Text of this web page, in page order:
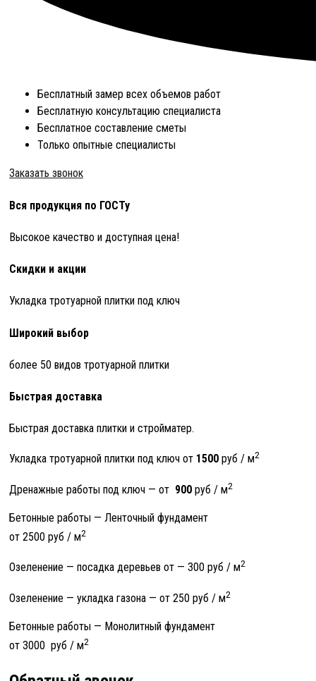
Бесплатный замер всех объемов работ
Бесплатную консультацию специалиста
Бесплатное составление сметы
Только опытные специалисты
Заказать звонок
Вся продукция по ГОСТу
Высокое качество и доступная цена!
Скидки и акции
Укладка тротуарной плитки под ключ
Широкий выбор
более 50 видов тротуарной плитки
Быстрая доставка
Быстрая доставка плитки и стройматер.
Укладка тротуарной плитки под ключ от 1500 руб / м2
Дренажные работы под ключ — от 900 руб / м2
Бетонные работы — Ленточный фундамент
от 2500 руб / м2
Озеленение — посадка деревьев от — 300 руб / м2
Озеленение — укладка газона — от 250 руб / м2
Бетонные работы — Монолитный фундамент
от 3000 руб / м2